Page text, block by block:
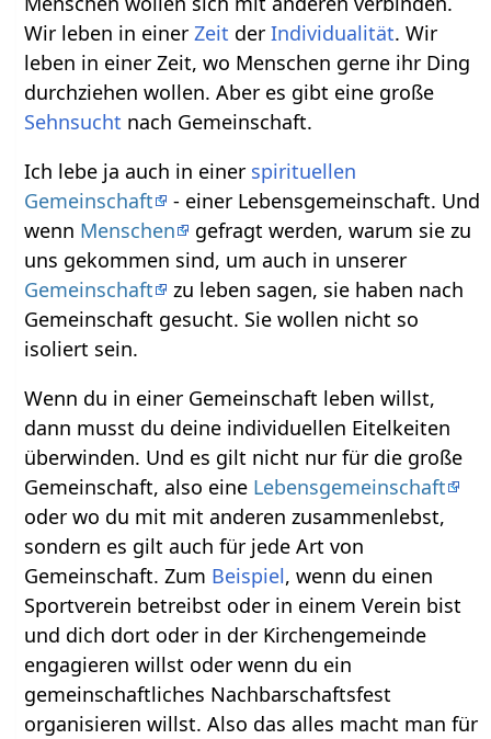
Wir leben in einerZeit derIndividualität. Wir
leben in einer Zeit, wo Menschen gerne ihr Ding
durchziehen wollen. Aber es gibt eine große
Sehnsucht nach Gemeinschaft.
Ich lebe ja auch in einer spirituellen
Gemeinschaft
- einer Lebensgemeinschaft. Und
wenn Menschen
gefragt werden, warum sie zu
uns gekommen sind, um auch in unserer
Gemeinschaft
zu leben sagen, sie haben nach
Gemeinschaft gesucht. Sie wollen nicht so
isoliert sein.
Wenn du in einer Gemeinschaft leben willst,
dann musst du deine individuellen Eitelkeiten
überwinden. Und es gilt nicht nur für die große
Gemeinschaft, also eine Lebensgemeinschaft
oder wo du mit mit anderen zusammenlebst,
sondern es gilt auch für jede Art von
Gemeinschaft. Zum Beispiel, wenn du einen
Sportverein betreibst oder in einem Verein bist
und dich dort oder in der Kirchengemeinde
engagieren willst oder wenn du ein
gemeinschaftliches Nachbarschaftsfest
organisieren willst. Also das alles macht man für